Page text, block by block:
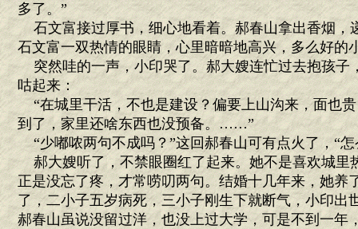
多了。”
石文富接过厚书，细心地看着。郝春山拿出香烟，
石文富一双热情的眼睛，心里暗暗地高兴，多么好的
突然哇的一声，小印哭了。郝大嫂连忙过去抱孩子
咕起来：
“在城里干活，不也是建设？偏要上山沟来，面也
到了，家里还啥东西也没预备。……”
“少嘟哝两句不成吗？”这回郝春山可有点火了，“怎
郝大嫂听了，不禁眼圈红了起来。她不是喜欢城里
正是没忘了疼，才常唠叨两句。结婚十几年来，她养
了，二小子五岁病死，三小子刚生下就断气，小印出
郝春山虽说没留过洋，也没上过大学，可是不到一年